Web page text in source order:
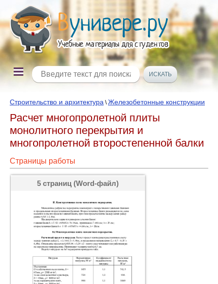
Строительство и архитектура \Железобетонные конструкции
Расчет многопролетной плиты
монолитного перекрытия и
многопролетной второстепенной балки
Страницы работы
5 страниц (Word-файл)